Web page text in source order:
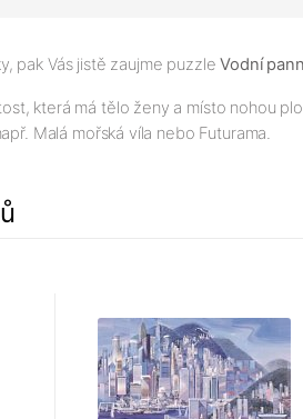
pak Vás jistě zaujme puzzleVodní
která má tělo ženy a místo nohou
Malá mořská víla nebo Futurama.